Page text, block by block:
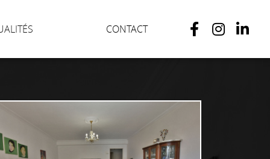
CONTACT